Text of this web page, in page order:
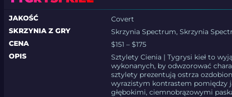
JAKOŚĆ
Covert
SKRZYNIA Z GRY
Skrzynia Spectrum, Skrzynia
CENA
$151 – $175
OPIS
Sztylety Cienia | Tygrysi kieł to
wykonanych, by odwzorować
sztylety prezentują ostrza
wyrazistym kontrastem pomiędzy
głębokimi, ciemnobrązowymi